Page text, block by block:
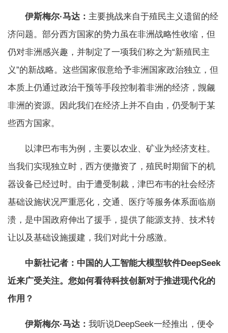
伊斯梅尔·马达： 主要挑战来自于殖民主义遗留的经
济问题。部分西方国家的势力虽在非洲战略性收缩，但
仍对非洲感兴趣，并制定了一项我们称之为“新殖民主
义”的新战略。这些国家假意给予非洲国家政治独立，但
本质上仍通过政治干预等手段控制着非洲的经济，觊觎
非洲的资源。因此我们在经济上并不自由，仍受制于某
些西方国家。
以津巴布韦为例，主要以农业、矿业为经济支柱。
当我们实现独立时，西方便撤资了，殖民时期留下的机
器设备已经过时。由于遭受制裁，津巴布韦的社会经济
基础设施状况严重恶化，交通、医疗等服务体系面临崩
溃，是中国政府伸出了援手，提供了能源支持、技术转
让以及基础设施援建，我们对此十分感激。
中新社记者：中国的人工智能大模型软件DeepSeek
近来广受关注。您如何看待科技创新对于推进现代化的
作用？
伊斯梅尔·马达： 我听说DeepSeek一经推出，便令